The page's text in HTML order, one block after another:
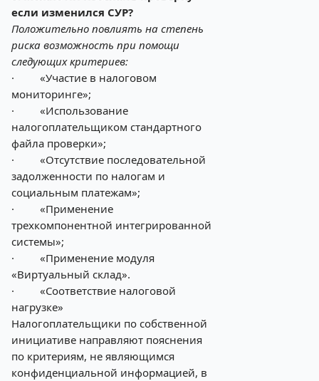
если изменился СУР?
Положительно повлиять на степень
риска возможность при помощи
следующих критериев:
· «Участие в налоговом
мониторинге»;
· «Использование
налогоплательщиком стандартного
файла проверки»;
· «Отсутствие последовательной
задолженности по налогам и
социальным платежам»;
· «Применение
трехкомпонентной интегрированной
системы»;
· «Применение модуля
«Виртуальный склад».
· «Соответствие налоговой
нагрузке»
Налогоплательщики по собственной
инициативе направляют пояснения
по критериям, не являющимся
конфиденциальной информацией, в